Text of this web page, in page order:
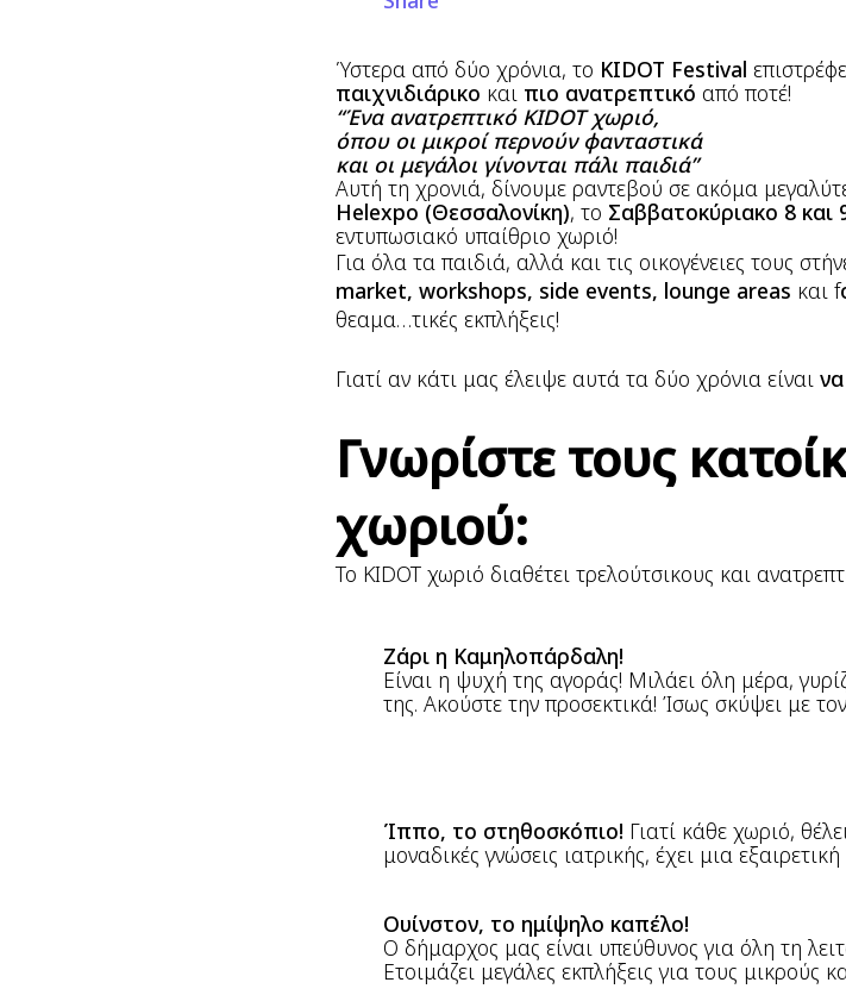
Ύστερα από δύο χρόνια, το KIDOT Festival
παιχνιδιάρικο και πιο ανατρεπτικό από ποτέ!
“Ένα ανατρεπτικό KIDOT χωριό,
όπου οι μικροί περνούν φανταστικά
και οι μεγάλοι γίνονται πάλι παιδιά”
Αυτή τη χρονιά, δίνουμε ραντεβού σε ακόμα
Helexpo (Θεσσαλονίκη), το Σαββατοκύριακο 8
εντυπωσιακό υπαίθριο χωριό!
Για όλα τα παιδιά, αλλά και τις οικογένειες τους
market, workshops, side events, lounge areas και f
θεαμα…τικές εκπλήξεις!
Γιατί αν κάτι μας έλειψε αυτά τα δύο χρόνια είναι
Γνωρίστε τους
χωριού:
Το KIDOT χωριό διαθέτει τρελούτσικους και
Ζάρι η Καμηλοπάρδαλη!
Είναι η ψυχή της αγοράς! Μιλάει όλη μέρα,
της. Ακούστε την προσεκτικά! Ίσως σκύψει με
Ίππο, το στηθοσκόπιο! Γιατί κάθε χωριό,
μοναδικές γνώσεις ιατρικής, έχει μια
Ουίνστον, το ημίψηλο καπέλο!
Ο δήμαρχος μας είναι υπεύθυνος για όλη τη
Ετοιμάζει μεγάλες εκπλήξεις για τους μικρούς